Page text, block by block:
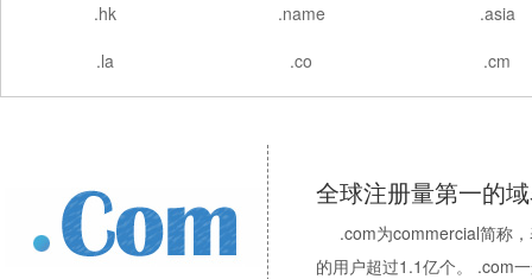
.hk
.name
.asia
.la
.co .cm
全球注册量第一的
.com为commercial简称
的用户超过1.1亿个。 .com